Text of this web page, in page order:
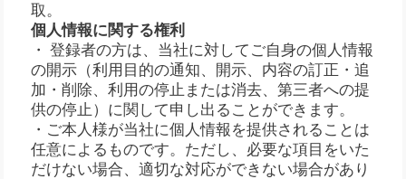
取。
個人情報に関する権利
・ 登録者の方は、当社に対してご自身の個人情報
の開示（利用目的の通知、開示、内容の訂正・追
加・削除、利用の停止または消去、第三者への提
供の停止）に関して申し出ることができます。
・ご本人様が当社に個人情報を提供されることは
任意によるものです。ただし、必要な項目をいた
だけない場合、適切な対応ができない場合があり